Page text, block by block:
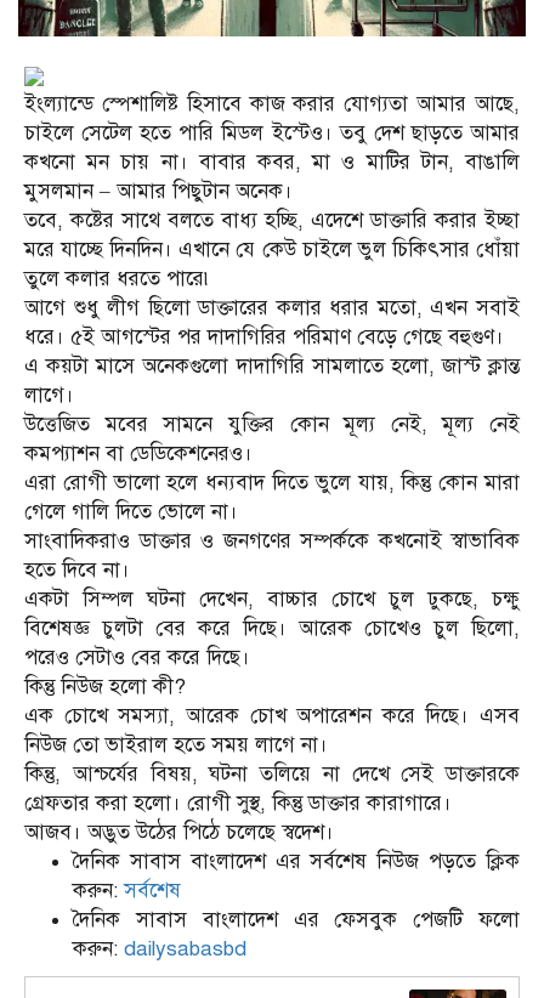
ইংল্যান্ডে স্পেশালিষ্ট হিসাবে কাজ করার যোগ্যতা আমার আছে,
চাইলে সেটেল হতে পারি মিডল ইস্টেও। তবু দেশ ছাড়তে আমার
কখনো মন চায় না। বাবার কবর, মা ও মাটির টান, বাঙালি
মুসলমান – আমার পিছুটান অনেক।
তবে, কষ্টের সাথে বলতে বাধ্য হচ্ছি, এদেশে ডাক্তারি করার ইচ্ছা
মরে যাচ্ছে দিনদিন। এখানে যে কেউ চাইলে ভুল চিকিৎসার ধোঁয়া
তুলে কলার ধরতে পারে৷
আগে শুধু লীগ ছিলো ডাক্তারের কলার ধরার মতো, এখন সবাই
ধরে। ৫ই আগস্টের পর দাদাগিরির পরিমাণ বেড়ে গেছে বহুগুণ।
এ কয়টা মাসে অনেকগুলো দাদাগিরি সামলাতে হলো, জাস্ট ক্লান্ত
লাগে।
উত্তেজিত মবের সামনে যুক্তির কোন মূল্য নেই, মূল্য নেই
কমপ্যাশন বা ডেডিকেশনেরও।
এরা রোগী ভালো হলে ধন্যবাদ দিতে ভুলে যায়, কিন্তু কোন মারা
গেলে গালি দিতে ভোলে না।
সাংবাদিকরাও ডাক্তার ও জনগণের সম্পর্ককে কখনোই স্বাভাবিক
হতে দিবে না।
একটা সিম্পল ঘটনা দেখেন, বাচ্চার চোখে চুল ঢুকছে, চক্ষু
বিশেষজ্ঞ চুলটা বের করে দিছে। আরেক চোখেও চুল ছিলো,
পরেও সেটাও বের করে দিছে।
কিন্তু নিউজ হলো কী?
এক চোখে সমস্যা, আরেক চোখ অপারেশন করে দিছে। এসব
নিউজ তো ভাইরাল হতে সময় লাগে না।
কিন্তু, আশ্চর্যের বিষয়, ঘটনা তলিয়ে না দেখে সেই ডাক্তারকে
গ্রেফতার করা হলো। রোগী সুস্থ, কিন্তু ডাক্তার কারাগারে।
আজব। অদ্ভুত উঠের পিঠে চলেছে স্বদেশ।
দৈনিক সাবাস বাংলাদেশ এর সর্বশেষ নিউজ পড়তে ক্লিক
করুন:সর্বশেষ
দৈনিক সাবাস বাংলাদেশ এর ফেসবুক পেজটি ফলো
করুন: dailysabasbd